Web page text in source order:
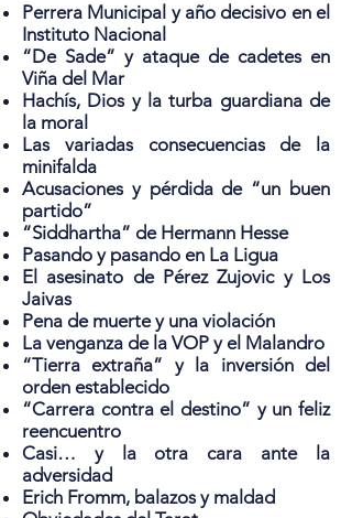
Perrera Municipal y año decisivo en el
Instituto Nacional
“De Sade” y ataque de cadetes en
Viña del Mar
Hachís, Dios y la turba guardiana de
la moral
Las variadas consecuencias de la
minifalda
Acusaciones y pérdida de “un buen
partido”
“Siddhartha” de Hermann Hesse
Pasando y pasando en La Ligua
El asesinato de Pérez Zujovic y Los
Jaivas
Pena de muerte y una violación
La venganza de la VOP y el Malandro
“Tierra extraña” y la inversión del
orden establecido
“Carrera contra el destino” y un feliz
reencuentro
Casi… y la otra cara ante la
adversidad
Erich Fromm, balazos y maldad